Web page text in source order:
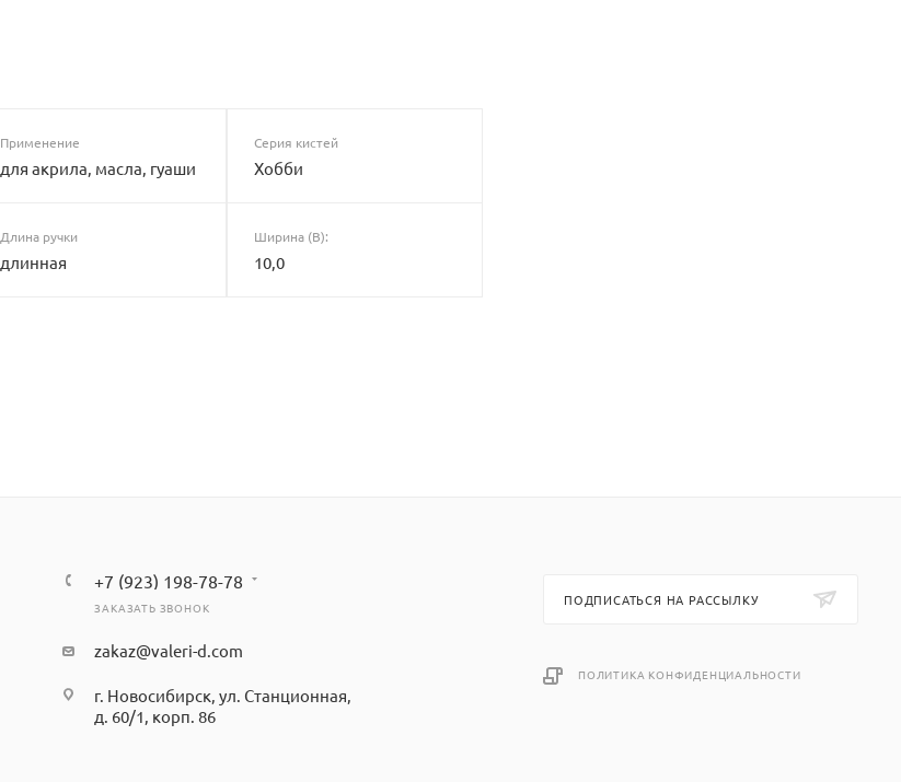
Применение
для акрила, масла, гуаши
Серия кистей
Хобби
Длина ручки
длинная
Ширина (B):
10,0
+7 (923) 198-78-78
ЗАКАЗАТЬ ЗВОНОК
zakaz@valeri-d.com
г. Новосибирск, ул. Станционная,
д. 60/1, корп. 86
ПОДПИСАТЬСЯ НА РАССЫЛКУ
ПОЛИТИКА КОНФИДЕНЦИАЛЬНОСТИ